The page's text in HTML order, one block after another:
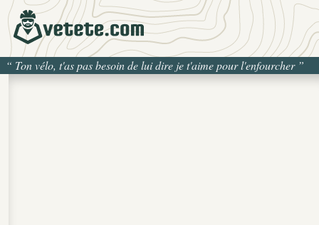
“ Ton vélo, t'as pas besoin de lui dire je t'aime pour l'enfourcher”